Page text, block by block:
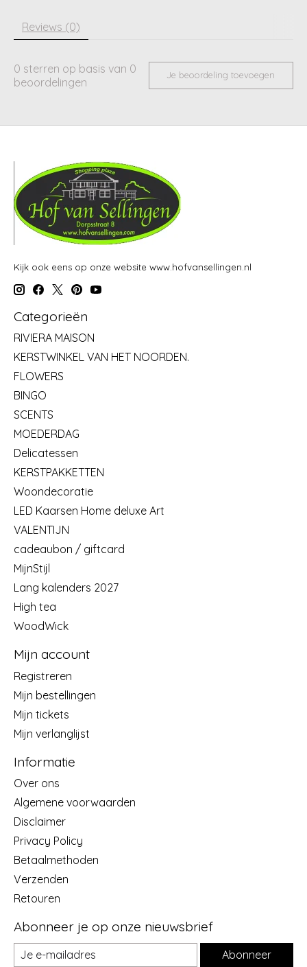
Reviews (0)
0 sterren op basis van 0
beoordelingen
Je beoordeling toevoegen
Kijk ook eens op onze website www.hofvansellingen.nl
Categorieën
RIVIERA MAISON
KERSTWINKEL VAN HET NOORDEN.
FLOWERS
BINGO
SCENTS
MOEDERDAG
Delicatessen
KERSTPAKKETTEN
Woondecoratie
LED Kaarsen Home deluxe Art
VALENTIJN
cadeaubon / giftcard
MijnStijl
Lang kalenders 2027
High tea
WoodWick
Mijn account
Registreren
Mijn bestellingen
Mijn tickets
Mijn verlanglijst
Informatie
Over ons
Algemene voorwaarden
Disclaimer
Privacy Policy
Betaalmethoden
Verzenden
Retouren
Abonneer je op onze nieuwsbrief
Abonneer